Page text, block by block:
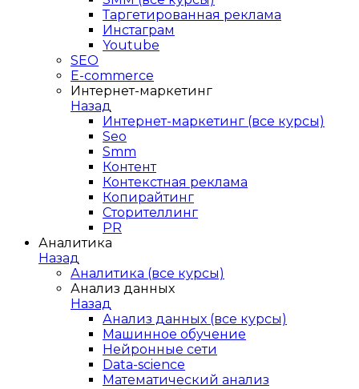
Таргетированная реклама
Инстаграм
Youtube
SEO
E-сommerce
Интернет-маркетинг
Назад
Интернет-маркетинг (все курсы)
Seo
Smm
Контент
Контекстная реклама
Копирайтинг
Сторителлинг
PR
Аналитика
Назад
Аналитика (все курсы)
Анализ данных
Назад
Анализ данных (все курсы)
Машинное обучение
Нейронные сети
Data-science
Математический анализ